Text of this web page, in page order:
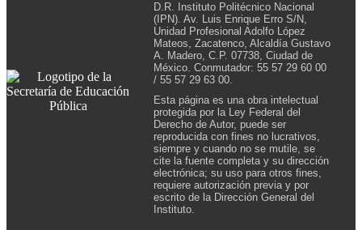
D.R. Instituto Politécnico Nacional
(IPN). Av. Luis Enrique Erro S/N,
Unidad Profesional Adolfo López
Mateos, Zacatenco, Alcaldía Gustavo
A. Madero, C.P. 07738, Ciudad de
México. Conmutador: 55 57 29 60 00
/ 55 57 29 63 00.
Esta página es una obra intelectual
protegida por la Ley Federal del
Derecho de Autor, puede ser
reproducida con fines no lucrativos,
siempre y cuando no se mutile, se
cite la fuente completa y su dirección
electrónica; su uso para otros fines,
requiere autorización previa y por
escrito de la Dirección General del
Instituto.